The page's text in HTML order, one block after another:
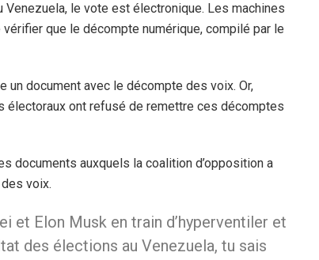
Venezuela, le vote est électronique. Les machines
que le décompte numérique, compilé par le
un document avec le décompte des voix. Or,
électoraux ont refusé de remettre ces décomptes
documents auxquels la coalition d’opposition a
voix.
et Elon Musk en train d’hyperventiler et
des élections au Venezuela, tu sais